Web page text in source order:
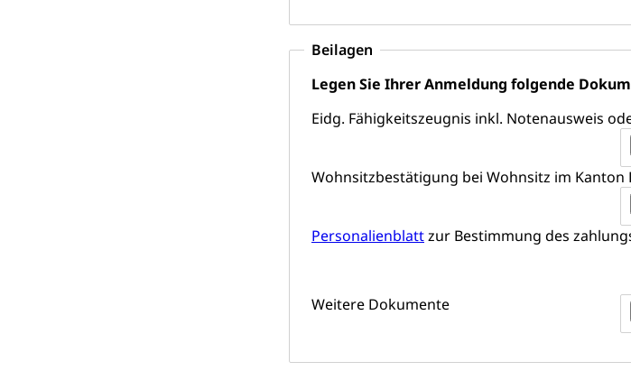
Beilagen
Legen Sie Ihrer Anmeldung folgende
Eidg. Fähigkeitszeugnis inkl. Notenausweis
Wohnsitzbestätigung bei Wohnsitz im
Personalienblattzur Bestimmung des
Weitere Dokumente
Energiefachstellenkonferenz Zentralschweiz
Grundbuch
Grundbucheintrag, Grundbuchamt, Grundeigentum,
Grundbuch Grundbuchplan mit
Luft und Klima
Luftreinhaltung, Luftverschmutzung, Klimaschutz,
Atmosphäre, Luft, Klima (Geoportal) Klima
Raumplanung
Raumdatenpool Richtplanung Kanton